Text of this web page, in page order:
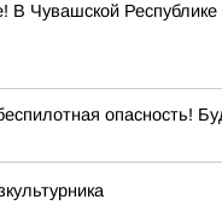
Чувашской
опасность!